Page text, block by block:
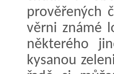
prověřených
věrni známé
některého
kysanou